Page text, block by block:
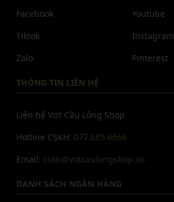
Facebook
Tiktok
Zalo
Youtube
Instagram
Pinterest
THÔNG TIN LIÊN HỆ
Liên hệ Vợt Cầu Lông Shop
Hotline CSKH: 077.685.6666
Email: cskh@votcaulongshop.vn
DANH SÁCH NGÂN HÀNG